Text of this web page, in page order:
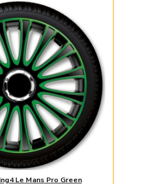
Le Mans Pro Green